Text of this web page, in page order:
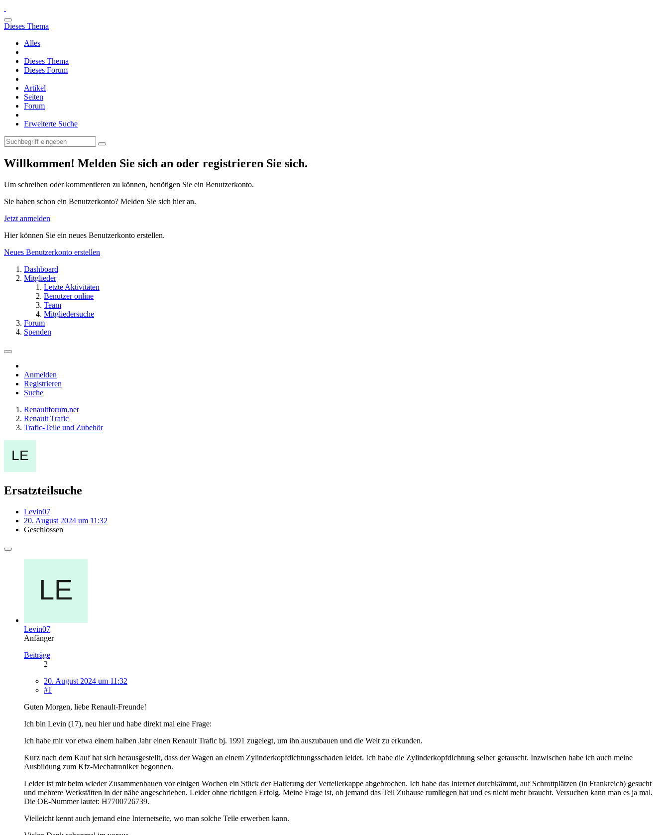
Dieses Thema
Alles
Dieses Thema
Dieses Forum
Artikel
Seiten
Forum
Erweiterte Suche
Willkommen! Melden Sie sich an oder registrieren Sie sich.
Um schreiben oder kommentieren zu können, benötigen Sie ein Benutzerkonto.
Sie haben schon ein Benutzerkonto? Melden Sie sich hier an.
Jetzt anmelden
Hier können Sie ein neues Benutzerkonto erstellen.
Neues Benutzerkonto erstellen
Dashboard
Mitglieder
Letzte Aktivitäten
Benutzer online
Team
Mitgliedersuche
Forum
Spenden
Anmelden
Registrieren
Suche
Renaultforum.net
Renault Trafic
Trafic-Teile und Zubehör
Ersatzteilsuche
Levin07
20. August 2024 um 11:32
Geschlossen
Levin07
Anfänger
Beiträge
2
20. August 2024 um 11:32
#1
Guten Morgen, liebe Renault-Freunde!
Ich bin Levin (17), neu hier und habe direkt mal eine Frage:
Ich habe mir vor etwa einem halben Jahr einen Renault Trafic bj. 1991 zugelegt, um ihn auszubauen und die Welt zu erkunden.
Kurz nach dem Kauf hat sich herausgestellt, dass der Wagen an einem Zylinderkopfdichtungsschaden leidet. Ich habe die Zylinderkopfdichtung selber getauscht. Inzwischen habe ich auch meine
Ausbildung zum Kfz-Mechatroniker begonnen.
Leider ist mir beim wieder Zusammenbauen vor einigen Wochen ein Stück der Halterung der Verteilerkappe abgebrochen. Ich habe das Internet durchkämmt, auf Schrottplätzen (in Frankreich) gesucht
und mehrere Werkstätten in der nähe angeschrieben. Leider ohne richtigen Erfolg. Meine Frage ist, ob jemand das Teil Zuhause rumliegen hat und es nicht mehr braucht. Versuchen kann man es ja mal.
Die OE-Nummer lautet: H7700726739.
Vielleicht kennt auch jemand eine Internetseite, wo man solche Teile erwerben kann.